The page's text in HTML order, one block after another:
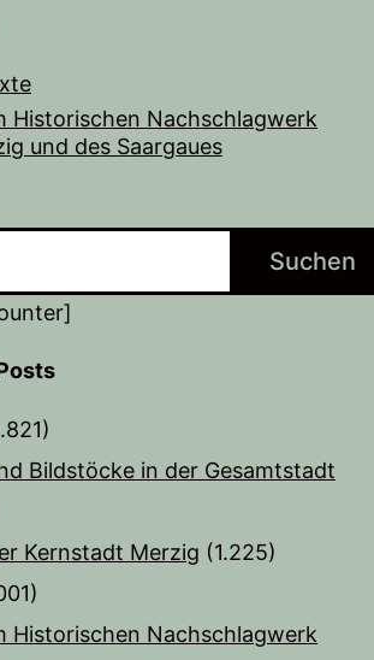
Historischen Nachschlagwerk
und des Saargaues
Suchen
Bildstöcke in der Gesamtstadt
Kernstadt Merzig (1.225)
Historischen Nachschlagwerk